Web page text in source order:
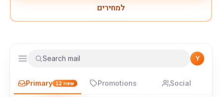
למחירים
Search mail Y
Primary 13 new Promotions Social